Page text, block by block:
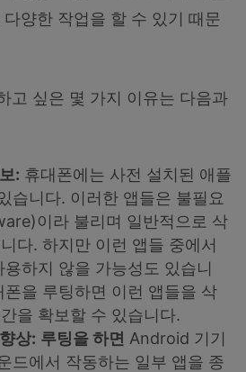
양한 작업을 할 수 있기 때문
고 싶은 몇 가지 이유는 다음과
: 휴대폰에는 사전 설치된 애플
습니다. 이러한 앱들은 불필요
이라 불리며 일반적으로 삭
다. 하지만 이런 앱들 중에서
하지 않을 가능성도 있습니
폰을 루팅하면 이런 앱들을 삭
을 확보할 수 있습니다.
상: 루팅을 하면 Android 기기
드에서 작동하는 일부 앱을 종